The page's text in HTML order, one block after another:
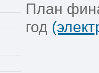
План
год